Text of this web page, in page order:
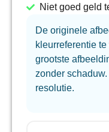
Niet goed geld
De originele
kleurreferentie
grootste
zonder
resolutie.